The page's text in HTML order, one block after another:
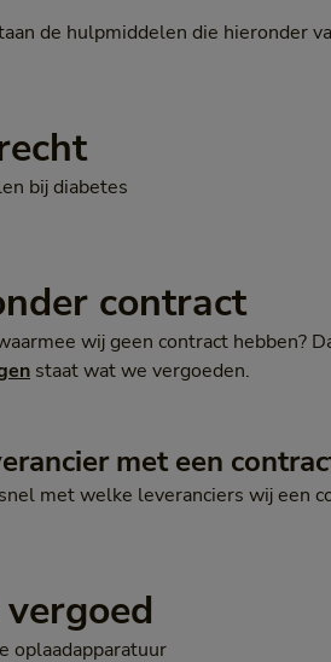
de hulpmiddelen die hieronder
bij diabetes
contract
wij geen contract hebben?
staat wat we vergoeden.
met een
met welke leveranciers wij een
oplaadapparatuur